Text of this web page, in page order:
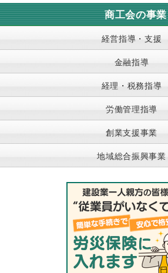
商工会の事業
経営指導・支援
金融指導
経理・税務指導
労働管理指導
創業支援事業
地域総合振興事業